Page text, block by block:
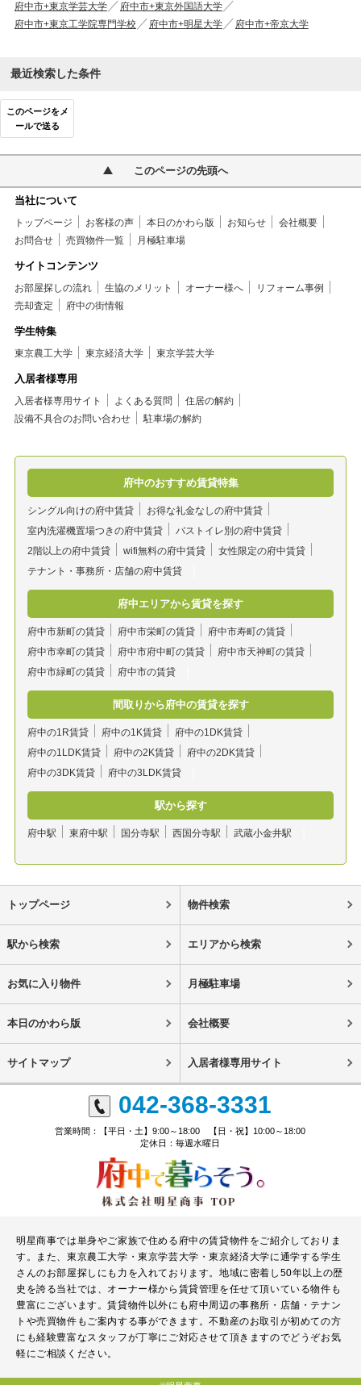
府中市+東京学芸大学
府中市+東京外国語大学
府中市+東京工学院専門学校
府中市+明星大学 府中市+帝京大学
最近検索した条件
このページをメ
ールで送る
このページの先頭へ
当社について
トップページ お客様の声 本日のかわら版 お知らせ
会社概要
お問合せ
売買物件一覧 月極駐車場
サイトコンテンツ
お部屋探しの流れ 生協のメリット オーナー様へ
リフォーム事例
売却査定
府中の街情報
学生特集
東京農工大学 東京経済大学 東京学芸大学
入居者様専用
入居者様専用サイト よくある質問
住居の解約
設備不具合のお問い合わせ
駐車場の解約
府中のおすすめ賃貸特集
シングル向けの府中賃貸
お得な礼金なしの府中賃貸
室内洗濯機置場つきの府中賃貸
バストイレ別の府中賃貸
2階以上の府中賃貸
wifi無料の府中賃貸
女性限定の府中賃貸
テナント・事務所・店舗の府中賃貸
府中エリアから賃貸を探す
府中市新町の賃貸 府中市栄町の賃貸
府中市寿町の賃貸
府中市幸町の賃貸
府中市府中町の賃貸
府中市天神町の賃貸
府中市緑町の賃貸
府中市の賃貸
間取りから府中の賃貸を探す
府中の1R賃貸 府中の1K賃貸
府中の1DK賃貸
府中の1LDK賃貸
府中の2K賃貸
府中の2DK賃貸
府中の3DK賃貸
府中の3LDK賃貸
駅から探す
府中駅 東府中駅 国分寺駅 西国分寺駅 武蔵小金井駅
トップページ 物件検索
駅から検索 エリアから検索
お気に入り物件 月極駐車場
本日のかわら版 会社概要
サイトマップ 入居者様専用サイト
042-368-3331
営業時間：【平日・土】9:00～18:00 【日・祝】10:00～18:00
定休日：毎週水曜日
明星商事では単身やご家族で住める府中の賃貸物件をご紹介しておりま
す。また、東京農工大学・東京学芸大学・東京経済大学に通学する学生
さんのお部屋探しにも力を入れております。地域に密着し50年以上の歴
史を誇る当社では、オーナー様から賃貸管理を任せて頂いている物件も
豊富にございます。賃貸物件以外にも府中周辺の事務所・店舗・テナン
トや売買物件もご案内する事ができます。不動産のお取引が初めての方
にも経験豊富なスタッフが丁寧にご対応させて頂きますのでどうぞお気
軽にご相談ください。